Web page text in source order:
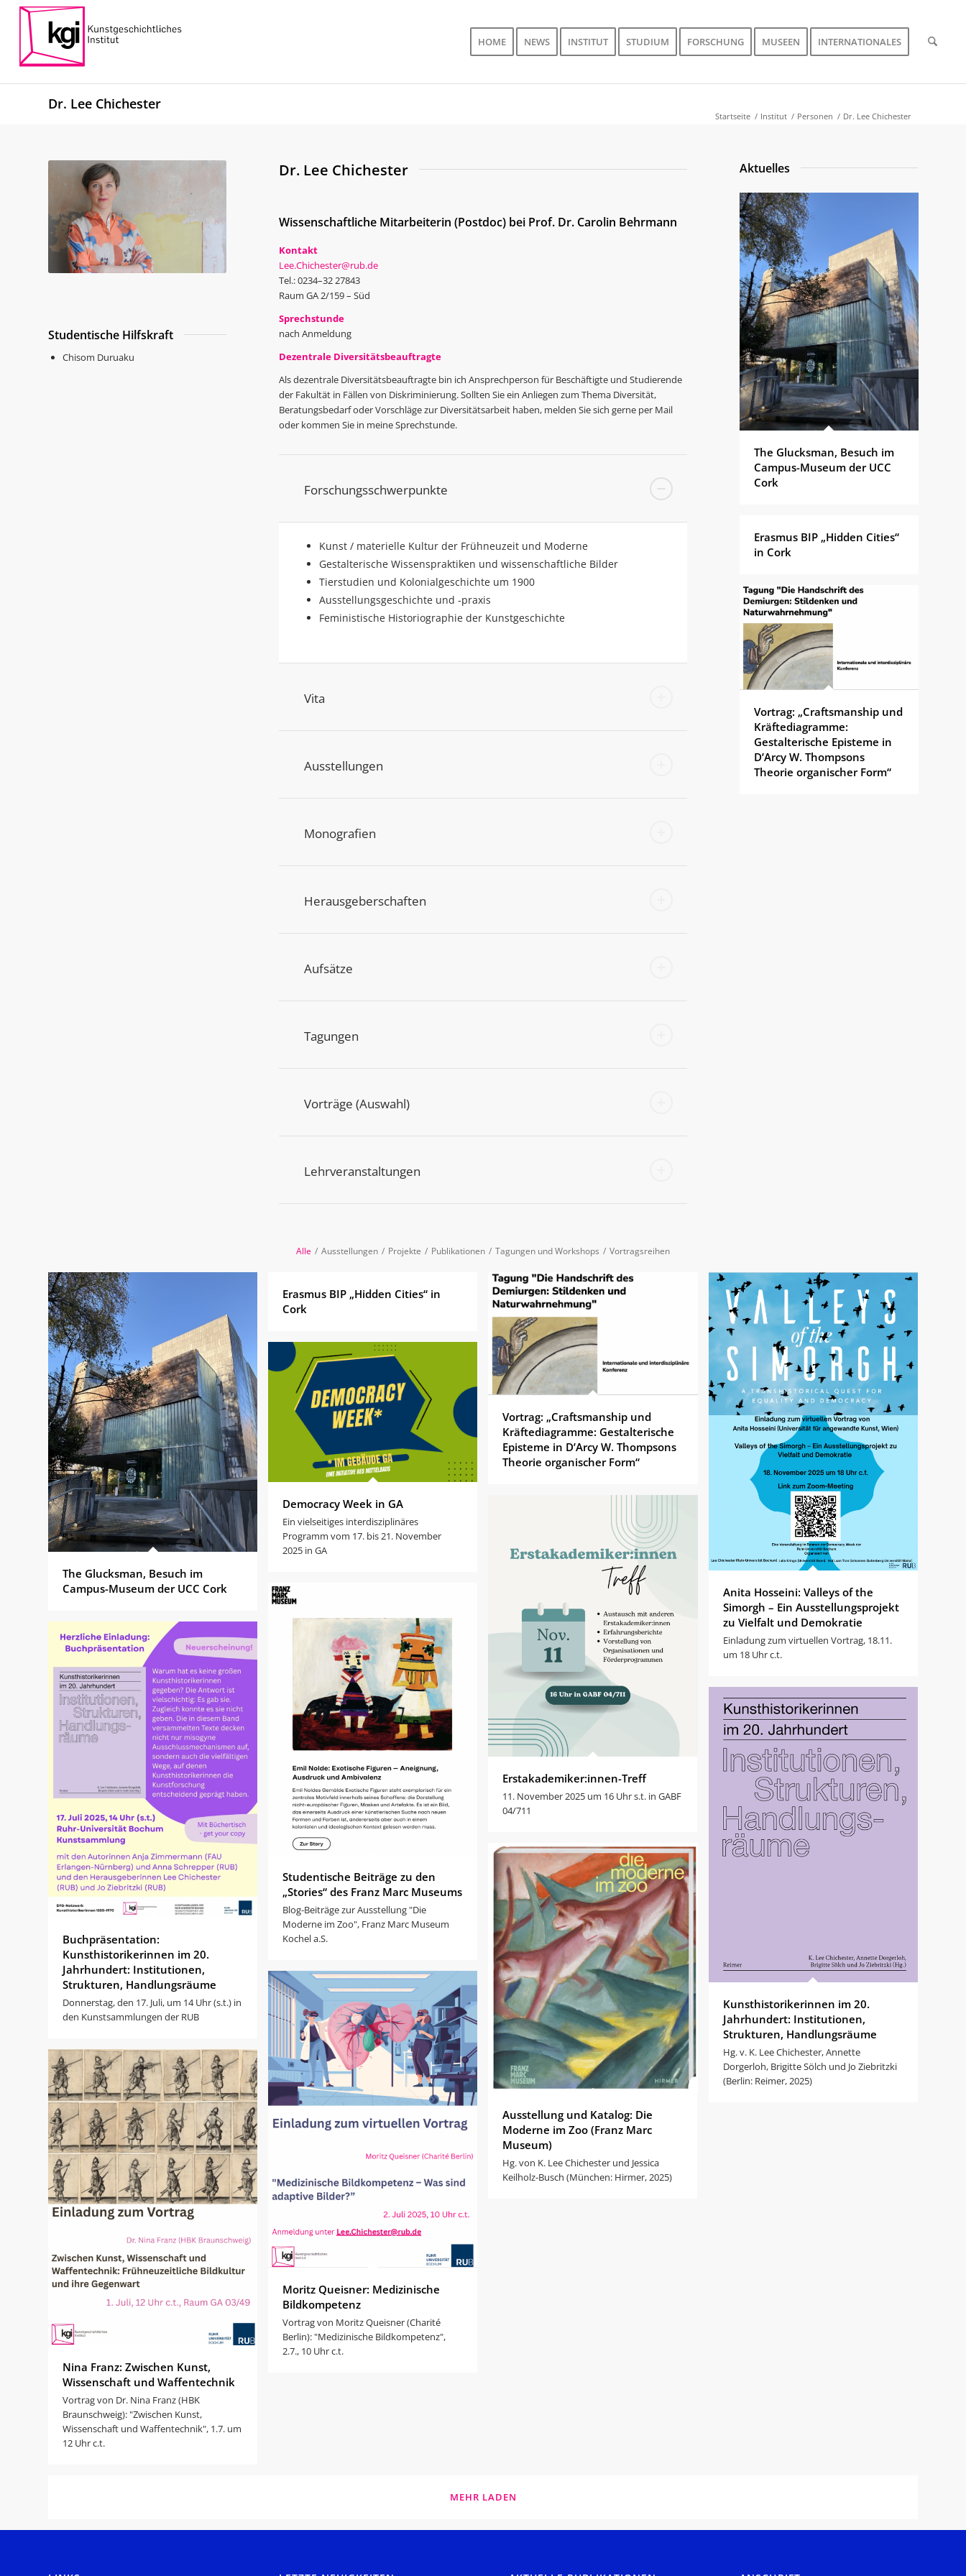
HOME NEWS INSTITUT STUDIUM FORSCHUNG MUSEEN INTERNATIONALES
Dr. Lee Chichester
Startseite / Institut / Personen / Dr. Lee Chichester
Studentische Hilfskraft
Chisom Duruaku
Dr. Lee Chichester
Wissenschaftliche Mitarbeiterin (Postdoc) bei Prof. Dr. Carolin Behrmann
Kontakt
Lee.Chichester@rub.de
Tel.: 0234–32 27843
Raum GA 2/159 – Süd
Sprechstunde
nach Anmeldung
Dezentrale Diversitätsbeauftragte
Als dezentrale Diversitätsbeauftragte bin ich Ansprechperson für Beschäftigte und Studierende
der Fakultät in Fällen von Diskriminierung. Sollten Sie ein Anliegen zum Thema Diversität,
Beratungsbedarf oder Vorschläge zur Diversitätsarbeit haben, melden Sie sich gerne per Mail
oder kommen Sie in meine Sprechstunde.
Forschungsschwerpunkte
Kunst / materielle Kultur der Frühneuzeit und Moderne
Gestalterische Wissenspraktiken und wissenschaftliche Bilder
Tierstudien und Kolonialgeschichte um 1900
Ausstellungsgeschichte und -praxis
Feministische Historiographie der Kunstgeschichte
Vita
Ausstellungen
Monografien
Herausgeberschaften
Aufsätze
Tagungen
Vorträge (Auswahl)
Lehrveranstaltungen
Aktuelles
The Glucksman, Besuch im
Campus-Museum der UCC
Cork
Erasmus BIP „Hidden Cities“
in Cork
Vortrag: „Craftsmanship und
Kräftediagramme:
Gestalterische Episteme in
D’Arcy W. Thompsons
Theorie organischer Form“
Alle / Ausstellungen / Projekte / Publikationen / Tagungen und Workshops / Vortragsreihen
The Glucksman, Besuch im
Campus-Museum der UCC Cork
Erasmus BIP „Hidden Cities“ in
Cork
Vortrag: „Craftsmanship und
Kräftediagramme: Gestalterische
Episteme in D’Arcy W. Thompsons
Theorie organischer Form“
Anita Hosseini: Valleys of the
Simorgh – Ein Ausstellungsprojekt
zu Vielfalt und Demokratie
Einladung zum virtuellen Vortrag, 18.11.
um 18 Uhr c.t.
Democracy Week in GA
Ein vielseitiges interdisziplinäres
Programm vom 17. bis 21. November
2025 in GA
Erstakademiker:innen-Treff
11. November 2025 um 16 Uhr s.t. in GABF
04/711
Studentische Beiträge zu den
„Stories“ des Franz Marc Museums
Blog-Beiträge zur Ausstellung "Die
Moderne im Zoo", Franz Marc Museum
Kochel a.S.
Buchpräsentation:
Kunsthistorikerinnen im 20.
Jahrhundert: Institutionen,
Strukturen, Handlungsräume
Donnerstag, den 17. Juli, um 14 Uhr (s.t.) in
den Kunstsammlungen der RUB
Kunsthistorikerinnen im 20.
Jahrhundert: Institutionen,
Strukturen, Handlungsräume
Hg. v. K. Lee Chichester, Annette
Dorgerloh, Brigitte Sölch und Jo Ziebritzki
(Berlin: Reimer, 2025)
Ausstellung und Katalog: Die
Moderne im Zoo (Franz Marc
Museum)
Hg. von K. Lee Chichester und Jessica
Keilholz-Busch (München: Hirmer, 2025)
Moritz Queisner: Medizinische
Bildkompetenz
Vortrag von Moritz Queisner (Charité
Berlin): "Medizinische Bildkompetenz",
2.7., 10 Uhr c.t.
Nina Franz: Zwischen Kunst,
Wissenschaft und Waffentechnik
Vortrag von Dr. Nina Franz (HBK
Braunschweig): "Zwischen Kunst,
Wissenschaft und Waffentechnik", 1.7. um
12 Uhr c.t.
MEHR LADEN